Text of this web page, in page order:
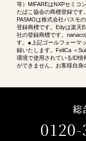
等）MIFAREはNXPセミコ
たばこ協会の商標登録です
PASMOは株式会社パスモ
登録商標です。Edyは楽天
社の登録商標です。
す。●上記ゴールフォーマ
録いたします。FeliCa ＜
環境で使用されているID情
ができません。お客様自身
総